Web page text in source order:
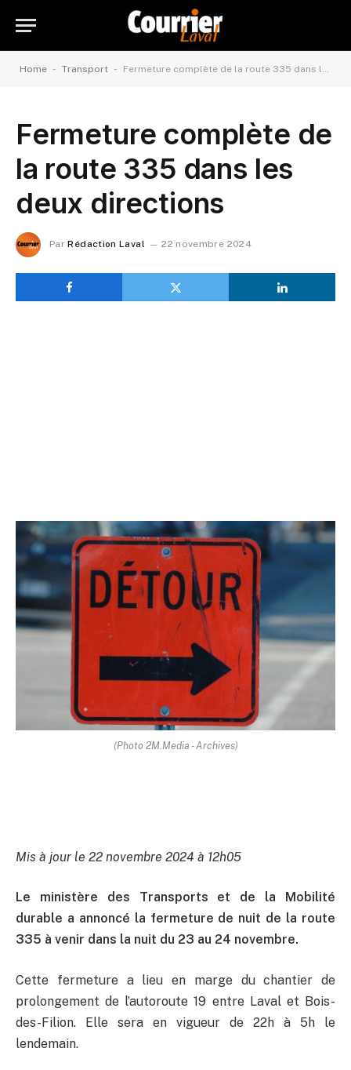
Home - Transport - Fermeture complète de la route 335 dans les deux directions
Fermeture complète de
la route 335 dans les
deux directions
Par Rédaction Laval 22 novembre 2024
(Photo 2M.Media - Archives)
Mis à jour le 22 novembre 2024 à 12h05
Le ministère des Transports et de la Mobilité
durable a annoncé la fermeture de nuit de la route
335 à venir dans la nuit du 23 au 24 novembre.
Cette fermeture a lieu en marge du chantier de
prolongement de l’autoroute 19 entre Laval et Bois-
des-Filion. Elle sera en vigueur de 22h à 5h le
lendemain.